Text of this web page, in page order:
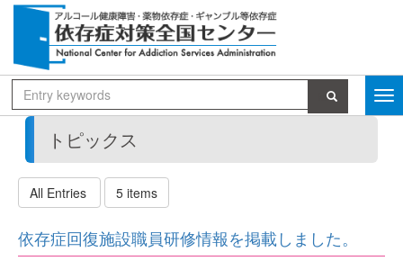
トピックス
All Entries 5 items
依存症回復施設職員研修情報を掲載しました。